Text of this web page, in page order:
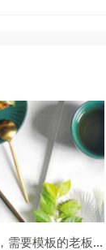
修改各种模板，需要模板的老板可以看这里